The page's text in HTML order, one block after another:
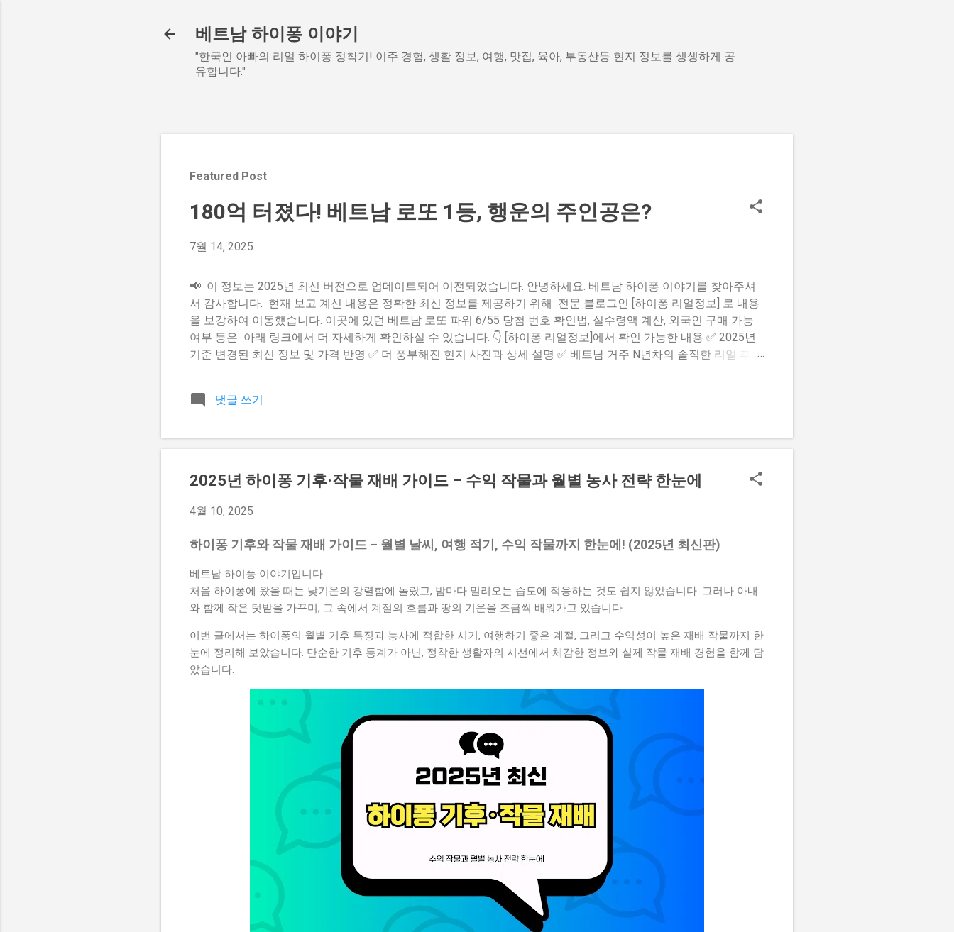
베트남 하이퐁 이야기
"한국인 아빠의 리얼 하이퐁 정착기! 이주 경험, 생활 정보, 여행, 맛집, 육아, 부동산등 현지 정보를 생생하게 공
유합니다."
Featured Post
180억 터졌다! 베트남 로또 1등, 행운의 주인공은?
7월 14, 2025
📢 이 정보는 2025년 최신 버전으로 업데이트되어 이전되었습니다. 안녕하세요. 베트남 하이퐁 이야기를 찾아주셔
서 감사합니다. 현재 보고 계신 내용은 정확한 최신 정보를 제공하기 위해 전문 블로그인 [하이퐁 리얼정보] 로 내용
을 보강하여 이동했습니다. 이곳에 있던 베트남 로또 파워 6/55 당첨 번호 확인법, 실수령액 계산, 외국인 구매 가능
여부 등은 아래 링크에서 더 자세하게 확인하실 수 있습니다. 👇 [하이퐁 리얼정보]에서 확인 가능한 내용 ✅ 2025년
기준 변경된 최신 정보 및 가격 반영 ✅ 더 풍부해진 현지 사진과 상세 설명 ✅ 베트남 거주 N년차의 솔직한 리얼 후기
댓글 쓰기
2025년 하이퐁 기후·작물 재배 가이드 – 수익 작물과 월별 농사 전략 한눈에
4월 10, 2025
하이퐁 기후와 작물 재배 가이드 – 월별 날씨, 여행 적기, 수익 작물까지 한눈에! (2025년 최신판)
베트남 하이퐁 이야기입니다.
처음 하이퐁에 왔을 때는 낮기온의 강렬함에 놀랐고, 밤마다 밀려오는 습도에 적응하는 것도 쉽지 않았습니다. 그러나 아내
와 함께 작은 텃밭을 가꾸며, 그 속에서 계절의 흐름과 땅의 기운을 조금씩 배워가고 있습니다.
이번 글에서는 하이퐁의 월별 기후 특징과 농사에 적합한 시기, 여행하기 좋은 계절, 그리고 수익성이 높은 재배 작물까지 한
눈에 정리해 보았습니다. 단순한 기후 통계가 아닌, 정착한 생활자의 시선에서 체감한 정보와 실제 작물 재배 경험을 함께 담
았습니다.